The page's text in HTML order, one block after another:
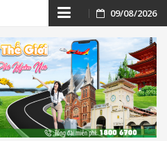
Skip
to
content
09/08/2026